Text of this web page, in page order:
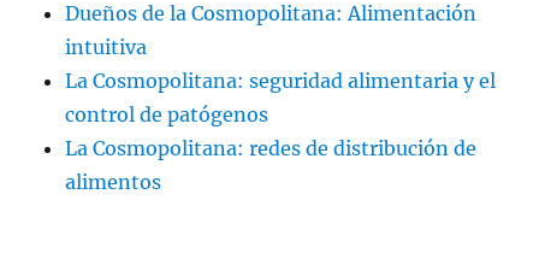
Dueños de la Cosmopolitana: Alimentación
intuitiva
La Cosmopolitana: seguridad alimentaria y el
control de patógenos
La Cosmopolitana: redes de distribución de
alimentos